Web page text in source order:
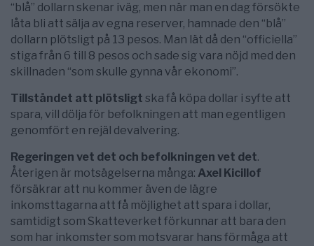
“blå” dollarn skenar iväg, men när man en dag försökte
låta bli att sälja av egna reserver, hamnade den “blå”
dollarn plötsligt på 13 pesos. Man lät då den “officiella”
stiga från 6 till 8 pesos och sade sig vara nöjd med den
skillnaden “som skulle gynna vår ekonomi”.
Tillståndet att plötsligt ska få köpa dollar i syfte att
spara, vill dölja för befolkningen att man egentligen
genomfört en rejäl devalvering.
Regeringen vet det och befolkningen vet det.
Återigen är motsägelserna många: Axel Kicillof
försäkrar att nu kommer även de lägre
inkomsttagarna att få möjlighet att spara i dollar,
samtidigt som Skatteverket förkunnar att bara den
som har inkomster som motsvarar hans förmåga att